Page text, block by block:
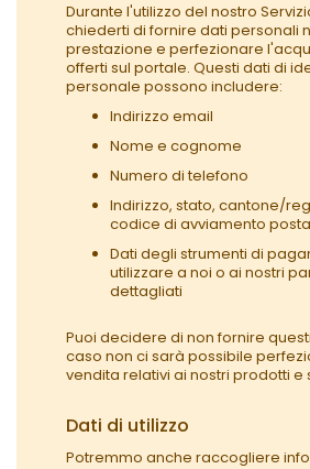
Durante l'utilizzo del nostro
chiederti di fornire dati personali
prestazione e perfezionare
offerti sul portale. Questi dati di
personale possono includere:
Indirizzo email
Nome e cognome
Numero di telefono
Indirizzo, stato, cantone/
codice di avviamento
Dati degli strumenti di
utilizzare a noi o ai nostri
dettagliati
Puoi decidere di non fornire
caso non ci sarà possibile
vendita relativi ai nostri prodotti e
Dati di utilizzo
Potremmo anche raccogliere